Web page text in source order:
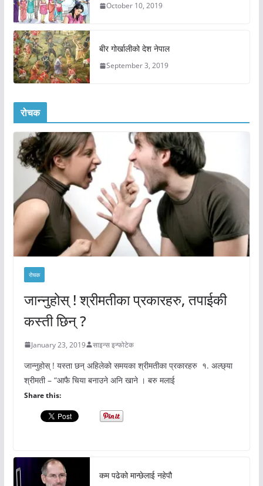
October 10, 2019
बीर गोर्खालीको देश नेपाल
September 3, 2019
रोचक
रोचक
जान्नुहोस् ! श्रीमतीका प्रकारहरु, तपाईकी
कस्ती छिन् ?
January 23, 2019 साइन्स इन्फोटेक
जान्नुहोस् ! यस्ता छन् अहिलेको समयका श्रीमतीका प्रकारहरु १. अल्छ्या
श्रीमती – “आफै चिया बनाउने अनि खाने । बरु मलाई
Share this:
कम पढेको मान्छेलाई नहेपौ